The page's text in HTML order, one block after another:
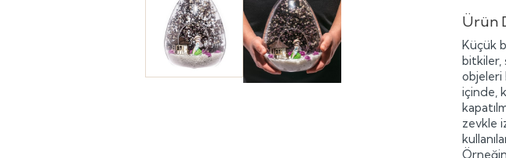
Ürün
Küçük
bitkiler,
objeleri
içinde,
zevkle